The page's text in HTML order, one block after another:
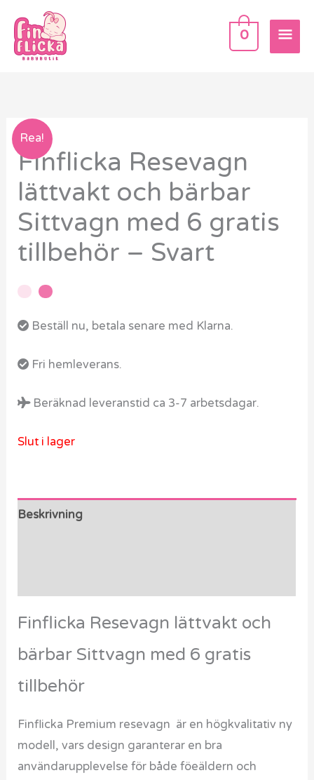
innehåll
0
Rea!
Finflicka Resevagn
lättvakt och bärbar
Sittvagn med 6 gratis
tillbehör – Svart
Beställ nu, betala senare med Klarna.
Fri hemleverans.
Beräknad leveranstid ca 3-7 arbetsdagar.
Slut i lager
Beskrivning
Finflicka Resevagn lättvakt och
bärbar Sittvagn med 6 gratis
tillbehör
Finflicka Premium resevagn är en högkvalitativ ny
modell, vars design garanterar en bra
användarupplevelse för både föeäldern och